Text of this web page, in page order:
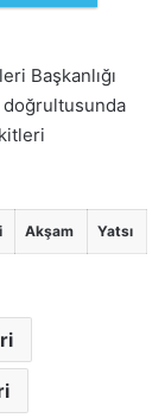
Başkanlığı
doğrultusunda
Akşam Yatsı